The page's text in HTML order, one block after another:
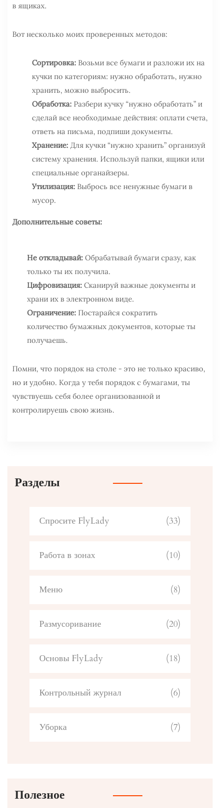
в ящиках.
Вот несколько моих проверенных методов:
Сортировка: Возьми все бумаги и разложи их на
кучки по категориям: нужно обработать, нужно
хранить, можно выбросить.
Обработка: Разбери кучку “нужно обработать” и
сделай все необходимые действия: оплати счета,
ответь на письма, подпиши документы.
Хранение: Для кучки “нужно хранить” организуй
систему хранения. Используй папки, ящики или
специальные органайзеры.
Утилизация: Выбрось все ненужные бумаги в
мусор.
Дополнительные советы:
Не откладывай: Обрабатывай бумаги сразу, как
только ты их получила.
Цифровизация: Сканируй важные документы и
храни их в электронном виде.
Ограничение: Постарайся сократить
количество бумажных документов, которые ты
получаешь.
Помни, что порядок на столе - это не только красиво,
но и удобно. Когда у тебя порядок с бумагами, ты
чувствуешь себя более организованной и
контролируешь свою жизнь.
Разделы
Спросите FlyLady (33)
Работа в зонах (10)
Меню (8)
Размусоривание (20)
Основы FlyLady (18)
Контрольный журнал (6)
Уборка (7)
Полезное